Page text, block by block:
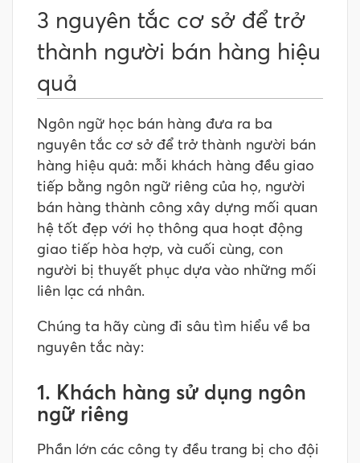
3 nguyên tắc cơ sở để trở
thành người bán hàng hiệu
quả
Ngôn ngữ học bán hàng đưa ra ba
nguyên tắc cơ sở để trở thành người bán
hàng hiệu quả: mỗi khách hàng đều giao
tiếp bằng ngôn ngữ riêng của họ, người
bán hàng thành công xây dựng mối quan
hệ tốt đẹp với họ thông qua hoạt động
giao tiếp hòa hợp, và cuối cùng, con
người bị thuyết phục dựa vào những mối
liên lạc cá nhân.
Chúng ta hãy cùng đi sâu tìm hiểu về ba
nguyên tắc này:
1. Khách hàng sử dụng ngôn
ngữ riêng
Phần lớn các công ty đều trang bị cho đội